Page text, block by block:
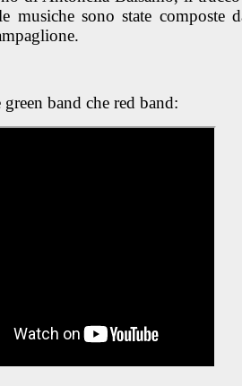
musiche sono state composte
band che red band: